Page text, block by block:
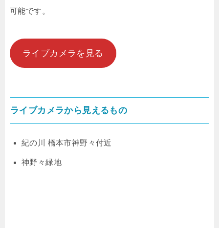
可能です。
ライブカメラを見る
ライブカメラから見えるもの
紀の川 橋本市神野々付近
神野々緑地